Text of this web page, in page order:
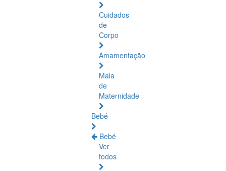
Cuidados
de
Corpo
Amamentação
Mala
de
Maternidade
Bebé
Bebé
Ver
todos